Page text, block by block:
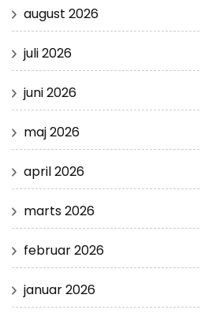
august 2026
juli 2026
juni 2026
maj 2026
april 2026
marts 2026
februar 2026
januar 2026